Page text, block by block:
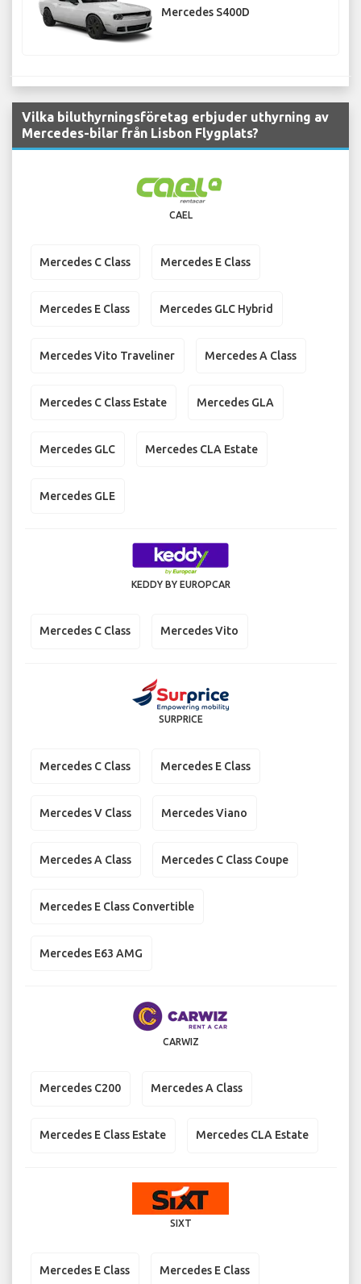
Mercedes S400D
Vilka biluthyrningsföretag erbjuder uthyrning av
Mercedes-bilar från Lisbon Flygplats?
CAEL
Mercedes C Class Mercedes E Class
Mercedes E Class Mercedes GLC Hybrid
Mercedes Vito Traveliner Mercedes A Class
Mercedes C Class Estate Mercedes GLA
Mercedes GLC Mercedes CLA Estate
Mercedes GLE
KEDDY BY EUROPCAR
Mercedes C Class Mercedes Vito
SURPRICE
Mercedes C Class Mercedes E Class
Mercedes V Class Mercedes Viano
Mercedes A Class Mercedes C Class Coupe
Mercedes E Class Convertible
Mercedes E63 AMG
CARWIZ
Mercedes C200 Mercedes A Class
Mercedes E Class Estate Mercedes CLA Estate
SIXT
Mercedes E Class Mercedes E Class